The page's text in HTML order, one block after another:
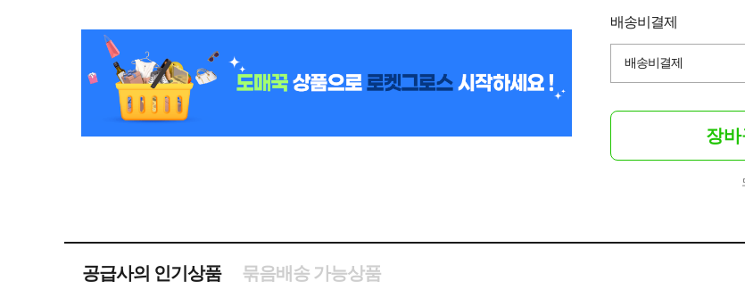
배송비결제
배송비결제
장바
공급사의 인기상품 묶음배송 가능상품